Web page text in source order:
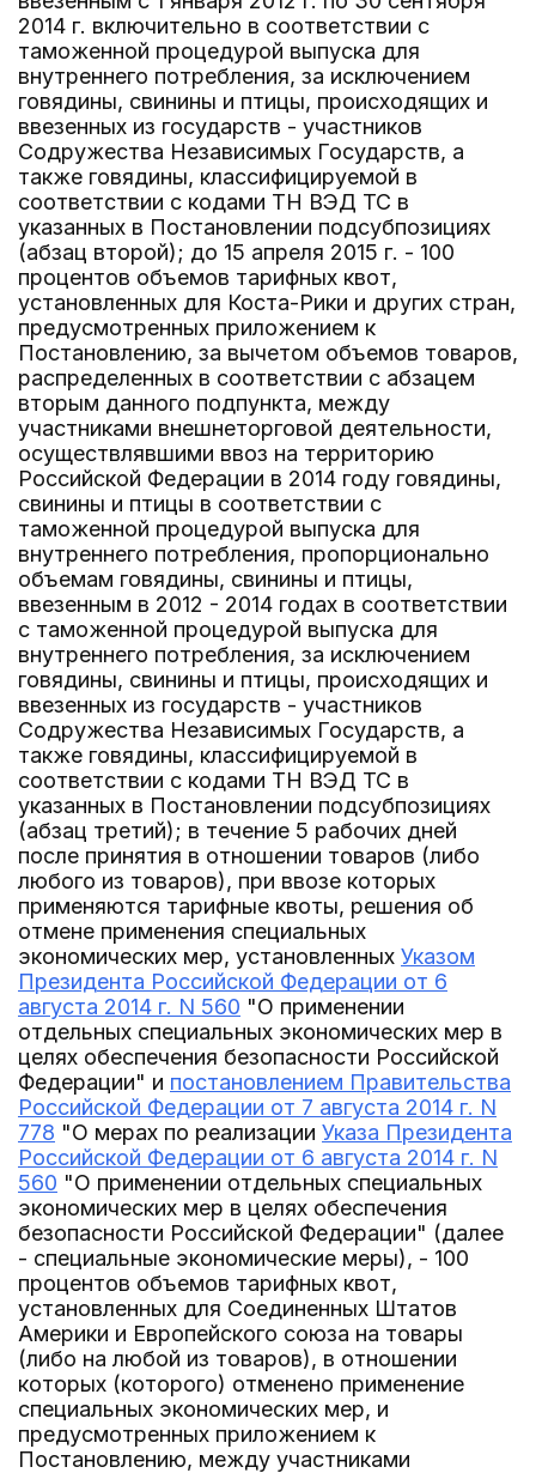
2014 г. включительно в соответствии с
таможенной процедурой выпуска для
внутреннего потребления, за исключением
говядины, свинины и птицы, происходящих и
ввезенных из государств - участников
Содружества Независимых Государств, а
также говядины, классифицируемой в
соответствии с кодами ТН ВЭД ТС в
указанных в Постановлении подсубпозициях
(абзац второй); до 15 апреля 2015 г. - 100
процентов объемов тарифных квот,
установленных для Коста-Рики и других стран,
предусмотренных приложением к
Постановлению, за вычетом объемов товаров,
распределенных в соответствии с абзацем
вторым данного подпункта, между
участниками внешнеторговой деятельности,
осуществлявшими ввоз на территорию
Российской Федерации в 2014 году говядины,
свинины и птицы в соответствии с
таможенной процедурой выпуска для
внутреннего потребления, пропорционально
объемам говядины, свинины и птицы,
ввезенным в 2012 - 2014 годах в соответствии
с таможенной процедурой выпуска для
внутреннего потребления, за исключением
говядины, свинины и птицы, происходящих и
ввезенных из государств - участников
Содружества Независимых Государств, а
также говядины, классифицируемой в
соответствии с кодами ТН ВЭД ТС в
указанных в Постановлении подсубпозициях
(абзац третий); в течение 5 рабочих дней
после принятия в отношении товаров (либо
любого из товаров), при ввозе которых
применяются тарифные квоты, решения об
отмене применения специальных
экономических мер, установленных Указом
Президента Российской Федерации от 6
августа 2014 г. N 560 "О применении
отдельных специальных экономических мер в
целях обеспечения безопасности Российской
Федерации" и постановлением Правительства
Российской Федерации от 7 августа 2014 г. N
778 "О мерах по реализации Указа Президента
Российской Федерации от 6 августа 2014 г. N
560 "О применении отдельных специальных
экономических мер в целях обеспечения
безопасности Российской Федерации" (далее
- специальные экономические меры), - 100
процентов объемов тарифных квот,
установленных для Соединенных Штатов
Америки и Европейского союза на товары
(либо на любой из товаров), в отношении
которых (которого) отменено применение
специальных экономических мер, и
предусмотренных приложением к
Постановлению, между участниками